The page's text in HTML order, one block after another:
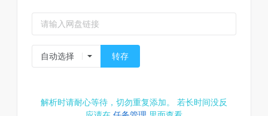
转存
解析时请耐心等待，切勿重复添加。 若长时间没反